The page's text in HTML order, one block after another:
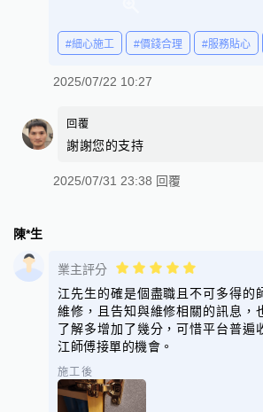
#細心施工 #價錢合理 #服務貼心
2025/07/22 10:27
回覆
謝謝您的支持
2025/07/31 23:38 回覆
陳*生
業主評分
江先生的確是個盡職且不可多得的
維修，且告知與維修相關的訊息，
了解多增加了幾分，可惜平台普遍
江師傅接單的機會。
施工後